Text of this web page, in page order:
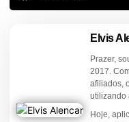
Elvis
Prazer,
2017.
afiliados,
utilizando
Hoje,